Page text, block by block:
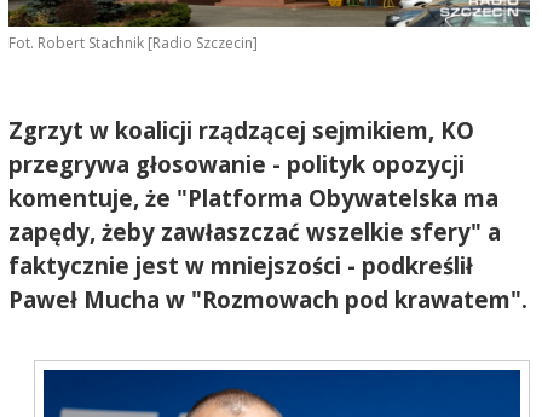
Fot. Robert Stachnik [Radio Szczecin]
Zgrzyt w koalicji rządzącej sejmikiem, KO
przegrywa głosowanie - polityk opozycji
komentuje, że "Platforma Obywatelska ma
zapędy, żeby zawłaszczać wszelkie sfery" a
faktycznie jest w mniejszości - podkreślił
Paweł Mucha w "Rozmowach pod krawatem".